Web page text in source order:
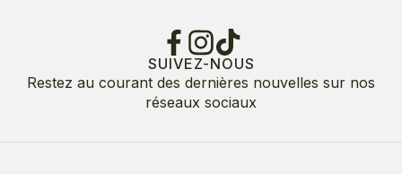
SUIVEZ-NOUS
Restez au courant des dernières nouvelles sur nos
réseaux sociaux